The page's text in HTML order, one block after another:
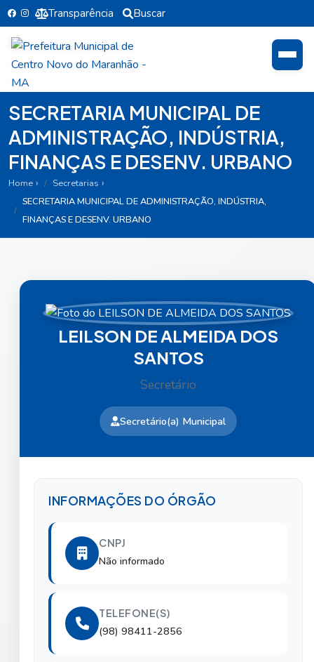
Transparência Buscar
SECRETARIA MUNICIPAL DE
ADMINISTRAÇÃO, INDÚSTRIA,
FINANÇAS E DESENV. URBANO
Home
Secretarias
SECRETARIA MUNICIPAL DE ADMINISTRAÇÃO, INDÚSTRIA,
FINANÇAS E DESENV. URBANO
LEILSON DE ALMEIDA DOS
SANTOS
Secretário
Secretário(a) Municipal
INFORMAÇÕES DO ÓRGÃO
CNPJ
Não informado
TELEFONE(S)
(98) 98411-2856